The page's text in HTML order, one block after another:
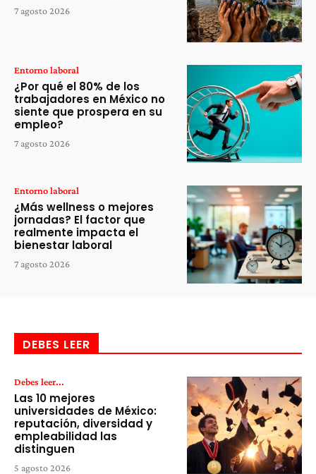
7 agosto 2026
Entorno laboral
¿Por qué el 80% de los
trabajadores en México no
siente que prospera en su
empleo?
7 agosto 2026
Entorno laboral
¿Más wellness o mejores
jornadas? El factor que
realmente impacta el
bienestar laboral
7 agosto 2026
DEBES LEER
Debes leer...
Las 10 mejores
universidades de México:
reputación, diversidad y
empleabilidad las
distinguen
5 agosto 2026